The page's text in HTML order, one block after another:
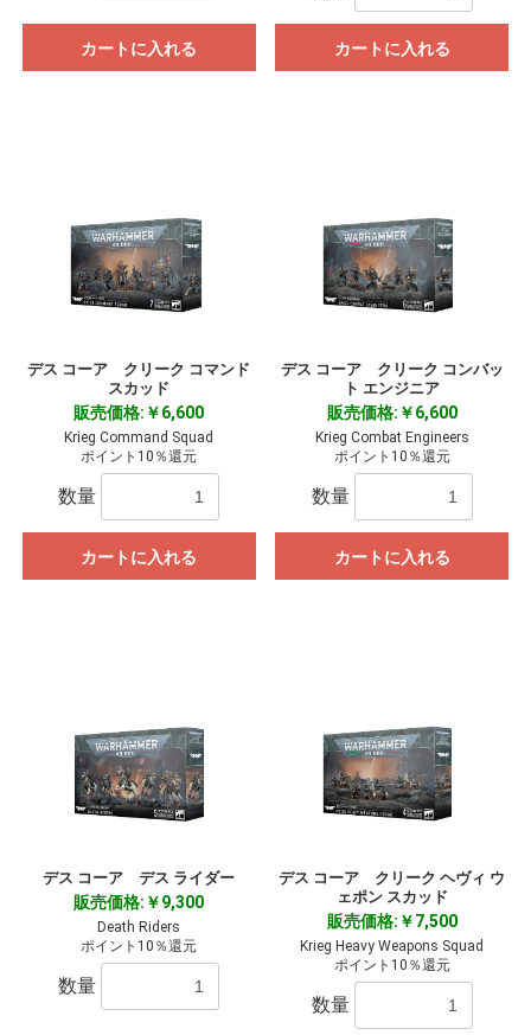
カートに入れる カートに入れる
デス コーア クリーク コマンド
スカッド
販売価格:￥6,600
Krieg Command Squad
ポイント10％還元
数量
カートに入れる
デス コーア クリーク コンバッ
ト エンジニア
販売価格:￥6,600
Krieg Combat Engineers
ポイント10％還元
数量
カートに入れる
デス コーア デス ライダー
販売価格:￥9,300
Death Riders
ポイント10％還元
数量
デス コーア クリーク ヘヴィ ウ
ェポン スカッド
販売価格:￥7,500
Krieg Heavy Weapons Squad
ポイント10％還元
数量